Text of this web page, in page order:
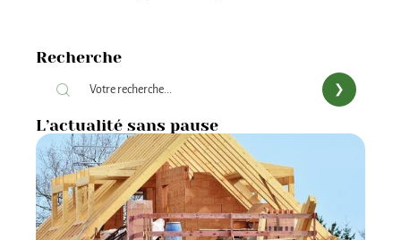
Recherche
L’actualité sans pause